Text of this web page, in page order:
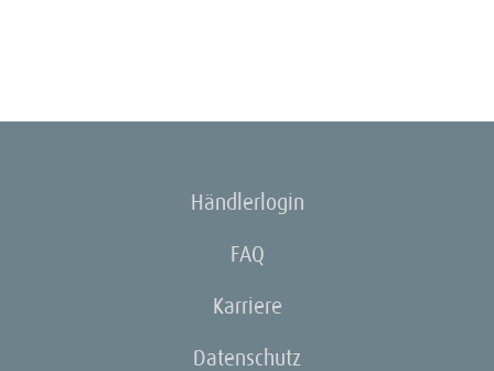
Händlerlogin
FAQ
Karriere
Datenschutz